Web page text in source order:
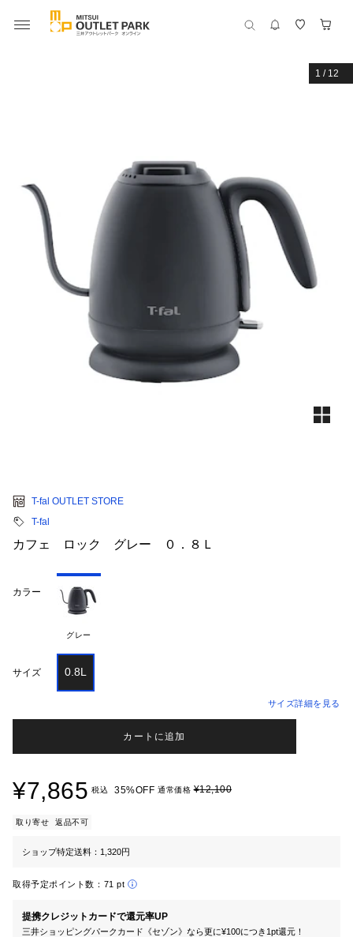
1 / 12
T-fal OUTLET STORE
T-fal
カフェ ロック グレー ０．８Ｌ
カラー
グレー
サイズ 0.8L
サイズ詳細を見る
カートに追加
¥7,865 税込 35%OFF 通常価格¥12,100
取り寄せ 返品不可
ショップ特定送料：1,320円
取得予定ポイント数： 71 pt
提携クレジットカードで還元率UP
三井ショッピングパークカード《セゾン》なら更に¥100につき1pt還元！